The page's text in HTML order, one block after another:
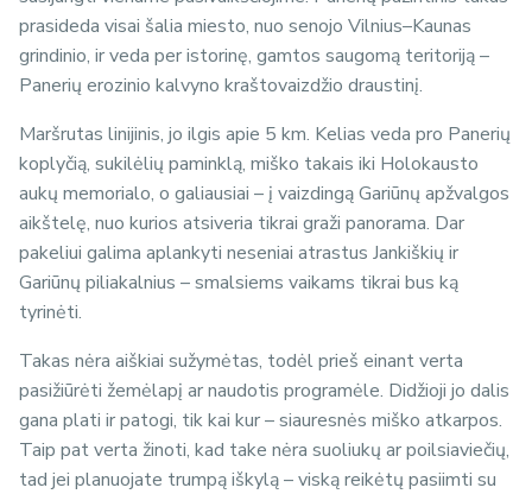
prasideda visai šalia miesto, nuo senojo Vilnius–Kaunas
grindinio, ir veda per istorinę, gamtos saugomą teritoriją –
Panerių erozinio kalvyno kraštovaizdžio draustinį.
Maršrutas linijinis, jo ilgis apie 5 km. Kelias veda pro Panerių
koplyčią, sukilėlių paminklą, miško takais iki Holokausto
aukų memorialo, o galiausiai – į vaizdingą Gariūnų apžvalgos
aikštelę, nuo kurios atsiveria tikrai graži panorama. Dar
pakeliui galima aplankyti neseniai atrastus Jankiškių ir
Gariūnų piliakalnius – smalsiems vaikams tikrai bus ką
tyrinėti.
Takas nėra aiškiai sužymėtas, todėl prieš einant verta
pasižiūrėti žemėlapį ar naudotis programėle. Didžioji jo dalis
gana plati ir patogi, tik kai kur – siauresnės miško atkarpos.
Taip pat verta žinoti, kad take nėra suoliukų ar poilsiaviečių,
tad jei planuojate trumpą iškylą – viską reikėtų pasiimti su